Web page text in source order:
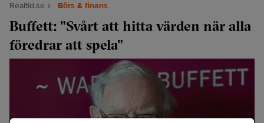
Realtid.se Börs & finans
Buffett: "Svårt att hitta värden när alla
föredrar att spela"